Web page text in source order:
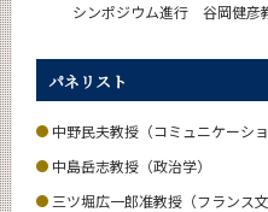
シンポジウム進行 谷岡健彦
パネリスト
中野民夫教授（コミュニケーショ
中島岳志教授（政治学）
三ツ堀広一郎准教授（フランス文
イベントカレンダー